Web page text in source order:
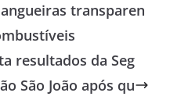
transparen
resultados da Seg
São João após qu